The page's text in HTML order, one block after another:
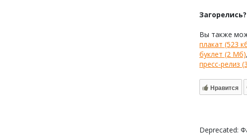
Вы также
плакат (523
буклет (2 Мб),
пресс-релиз
Нравится
Deprecated: